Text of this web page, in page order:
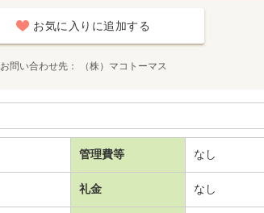
お気に入りに追加する
お問い合わせ先 （株）マコトーマス
管理費等 なし
礼金 なし